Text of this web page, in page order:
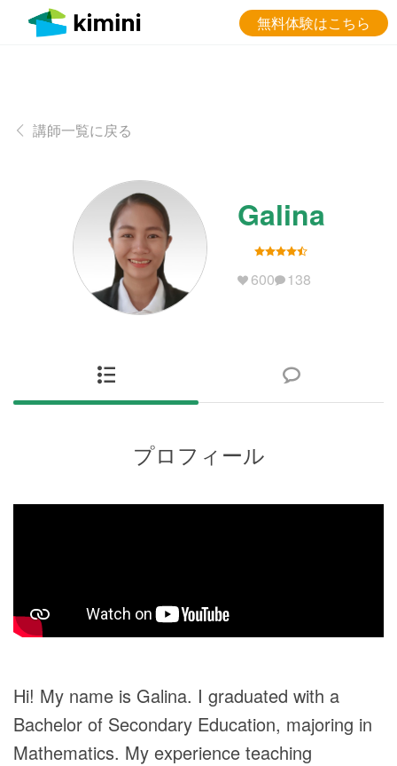
無料体験はこちら
講師一覧に戻る
Galina
600 138
プロフィール
Hi! My name is Galina. I graduated with a
Bachelor of Secondary Education, majoring in
Mathematics. My experience teaching